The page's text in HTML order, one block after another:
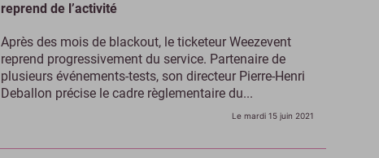
reprend de l’activité
Après des mois de blackout, le ticketeur Weezevent
reprend progressivement du service. Partenaire de
plusieurs événements-tests, son directeur Pierre-Henri
Deballon précise le cadre règlementaire du...
Le mardi 15 juin 2021